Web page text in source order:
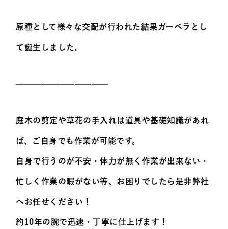
原種として様々な交配が行われた結果ガーベラとし
て誕生しました。
———————————
庭木の剪定や草花の手入れは道具や基礎知識があれ
ば、ご自身でも作業が可能です。
自身で行うのが不安・体力が無く作業が出来ない・
忙しく作業の暇がない等、お困りでしたら是非弊社
へお任せください！
約10年の腕で迅速・丁寧に仕上げます！